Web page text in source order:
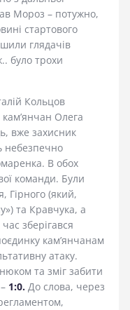
Мороз – потужно,
стартового
глядачів
було трохи
Кольцов
кам’янчан Олега
вже захисник
небезпечно
В обох
команди. Були
Гірного (який,
та Кравчука, а
зберігався
кам’янчанам
атаку.
та зміг забити
1:0. До слова, через